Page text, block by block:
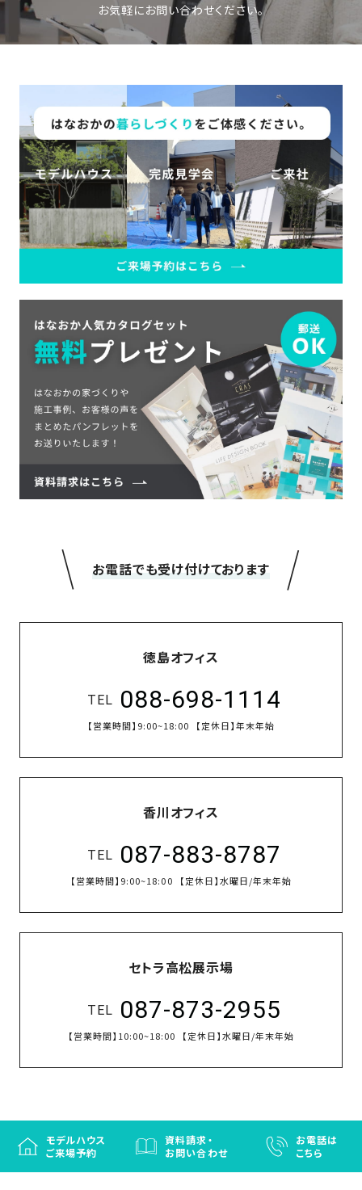
モデルハウス
ご来場予約
資料請求・
お問い合わせ
お電話は
こちら
お気軽にお問い合わせください。
＼お電話でも受け付けております／
徳島オフィス
TEL 088-698-1114
【営業時間】 9:00~18:00 【定休日】年末年始
香川オフィス
TEL 087-883-8787
【営業時間】 9:00~18:00 【定休日】水曜日/年末年始
セトラ高松展示場
TEL 087-873-2955
【営業時間】 10:00~18:00 【定休日】水曜日/年末年始